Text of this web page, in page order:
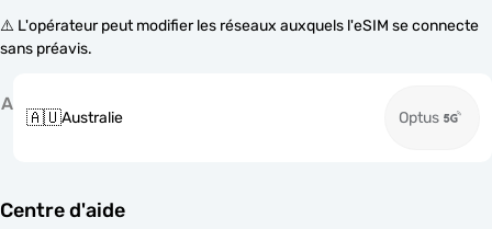
⚠️ L'opérateur peut modifier les réseaux auxquels l'eSIM se connecte
sans préavis.
A
🇦🇺Australie Optus
Centre d'aide